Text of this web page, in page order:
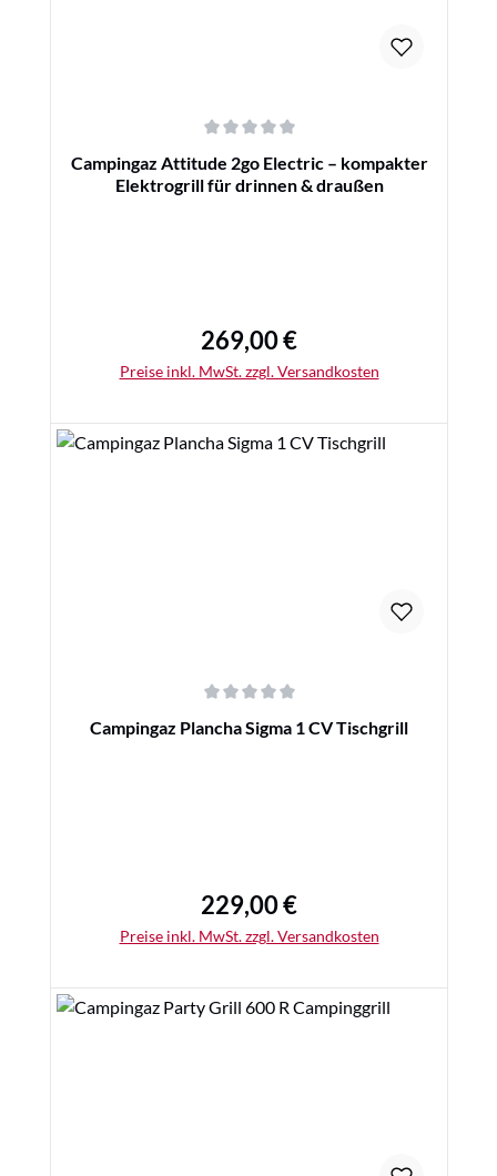
Durchschnittliche Bewertung von 0 von 5 Sternen
Campingaz Attitude 2go Electric – kompakter
Elektrogrill für drinnen & draußen
Regulärer Preis:
269,00 €
Preise inkl. MwSt. zzgl. Versandkosten
Durchschnittliche Bewertung von 0 von 5 Sternen
Campingaz Plancha Sigma 1 CV Tischgrill
Regulärer Preis:
229,00 €
Preise inkl. MwSt. zzgl. Versandkosten